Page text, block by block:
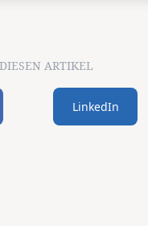
ARTIKEL
LinkedIn